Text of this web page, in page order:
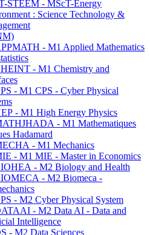
STEEM - MScT-Energy
: Science Technology &
- M1 Applied Mathematics
- M1 Chemistry and
- M1 CPS - Cyber Physical
- M1 High Energy Physics
- M1 Mathematiques
Hadamard
- M1 Mechanics
- M1 MIE - Master in Economics
- M2 Biology and Health
- M2 Biomeca -
- M2 Cyber Physical System
- M2 Data AI - Data and
Intelligence
- M2 Data Sciences